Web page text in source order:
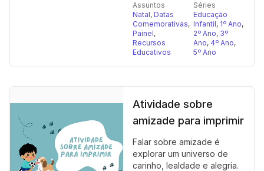
Assuntos
Natal, Datas
Comemorativas,
Painel,
Recursos
Educativos
Séries
Educação
Infantil, 1º Ano,
2º Ano, 3º
Ano, 4º Ano,
5º Ano
Atividade sobre
amizade para imprimir
Falar sobre amizade é
explorar um universo de
carinho, lealdade e alegria.